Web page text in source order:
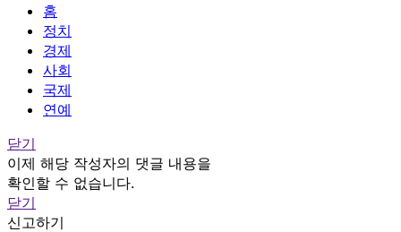
홈
정치
경제
사회
국제
연예
닫기
이제 해당 작성자의 댓글 내용을
확인할 수 없습니다.
닫기
신고하기